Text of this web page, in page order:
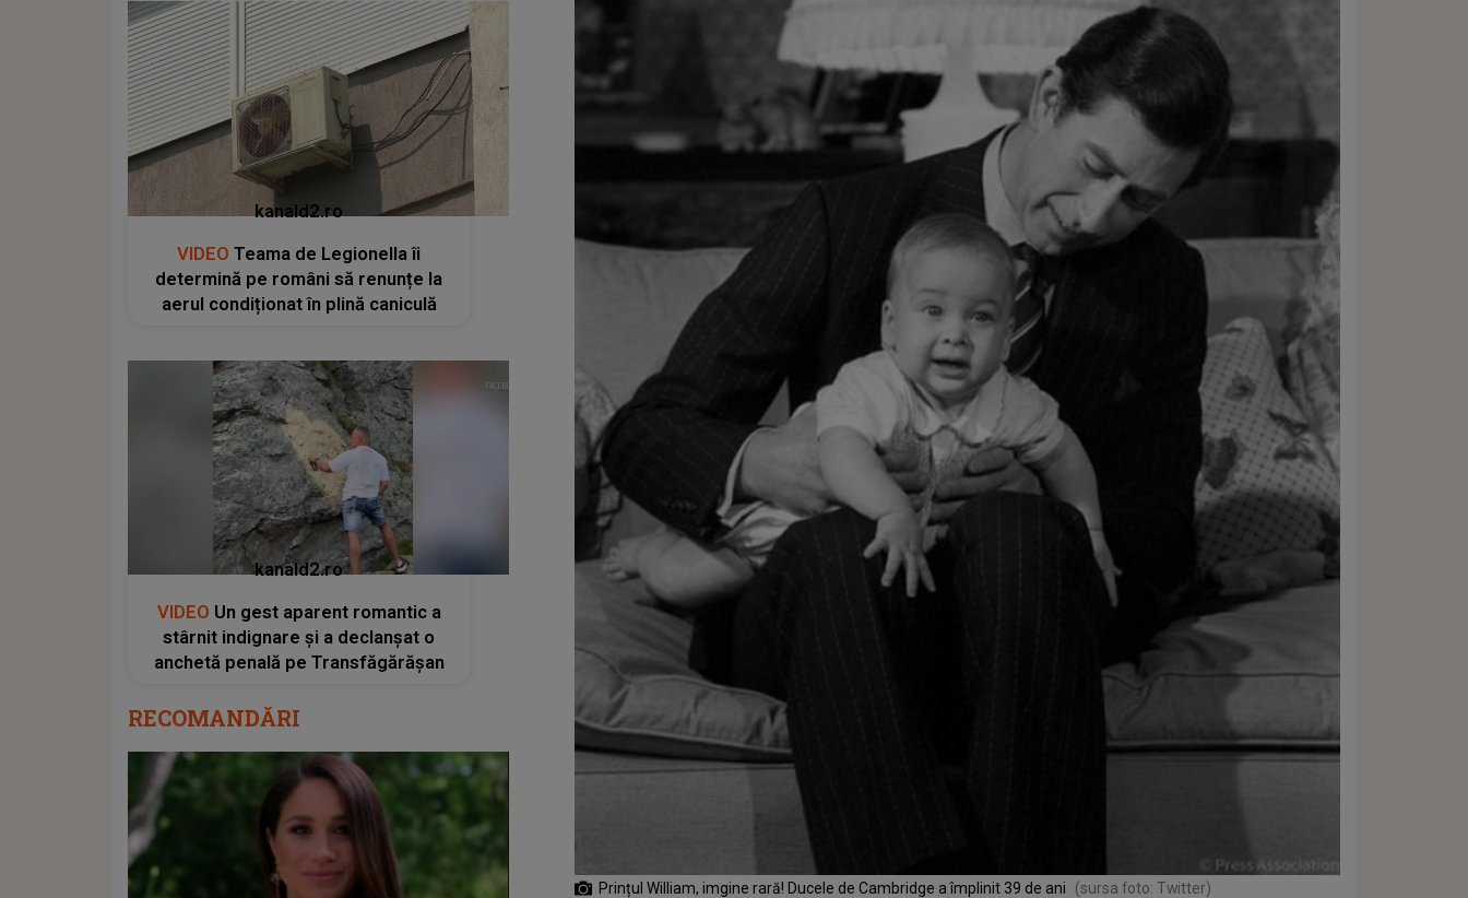
Prințul William, imgine rară! Ducele de Cambridge a împlinit 39 de ani (sursa foto: Twitter)
kanald2.ro
VIDEO Teama de Legionella îi
determină pe români să renunțe la
aerul condiționat în plină caniculă
kanald2.ro
VIDEO Un gest aparent romantic a
stârnit indignare și a declanșat o
anchetă penală pe Transfăgărășan
RECOMANDĂRI